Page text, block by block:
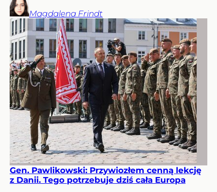
Magdalena Frindt
Gen. Pawlikowski: Przywiozłem cenną lekcję
z Danii. Tego potrzebuje dziś cała Europa